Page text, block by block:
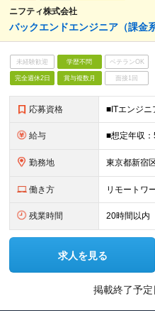
ニフティ株式会社
バックエンドエンジニア（課金
未経験歓迎 学歴不問 ベテランOK
完全週休2日 賞与複数月 面接1回
応募資格
給与
勤務地
働き方 リモートワ
残業時間 20時間以内
求人を見る
掲載終了予定